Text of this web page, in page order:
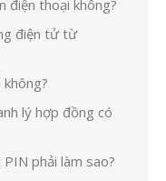
điện thoại không?
điện tử từ
lý hợp đồng có
phải làm sao?